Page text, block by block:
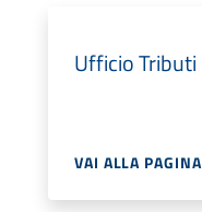
Ufficio Tributi
VAI ALLA PAGINA